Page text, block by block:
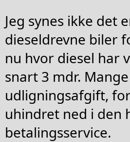
Jeg synes ikke det
dieseldrevne biler
nu hvor diesel har
snart 3 mdr.
udligningsafgift,
uhindret ned i den
betalingsservice.